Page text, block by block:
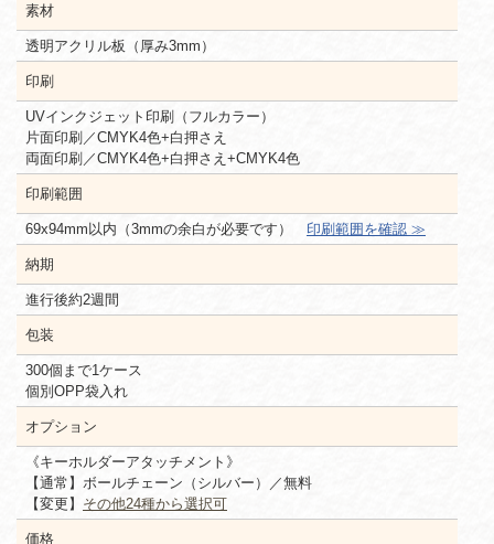
素材
透明アクリル板（厚み3mm）
印刷
UVインクジェット印刷（フルカラー）
片面印刷／CMYK4色+白押さえ
両面印刷／CMYK4色+白押さえ+CMYK4色
印刷範囲
69x94mm以内（3mmの余白が必要です） 印刷範囲を確認 ≫
納期
進行後約2週間
包装
300個まで1ケース
個別OPP袋入れ
オプション
《キーホルダーアタッチメント》
【通常】ボールチェーン（シルバー）／無料
【変更】 その他24種から選択可
価格